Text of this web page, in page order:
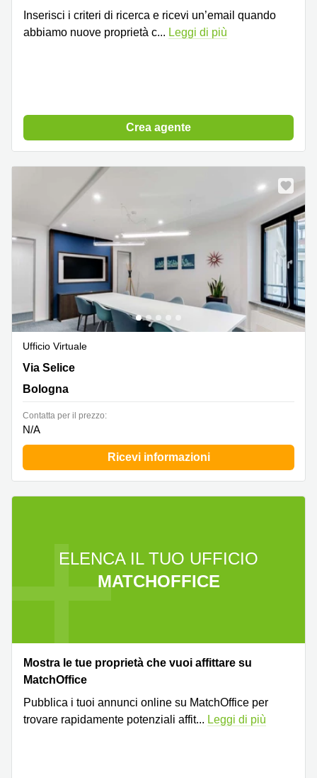
Inserisci i criteri di ricerca e ricevi un’email quando
abbiamo nuove proprietà c... Leggi di più
Crea agente
Ufficio Virtuale
Via Selice 51, Bologna
Via Selice
Bologna
Сontatta per il prezzo:
N/A
Ricevi informazioni
ELENCA IL TUO UFFICIO
MATCHOFFICE
Mostra le tue proprietà che vuoi affittare su
MatchOffice
Pubblica i tuoi annunci online su MatchOffice per
trovare rapidamente potenziali affit... Leggi di più